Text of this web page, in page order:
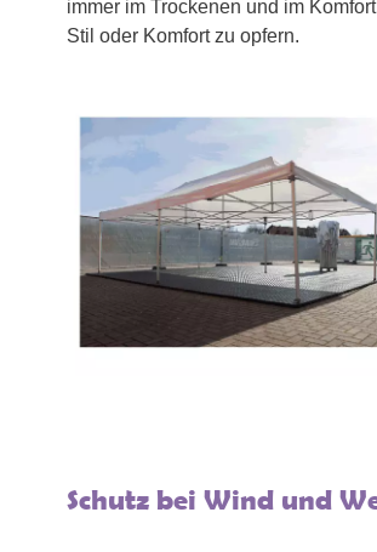
immer im Trockenen und im
Stil oder Komfort zu opfern.
Schutz bei Wind und